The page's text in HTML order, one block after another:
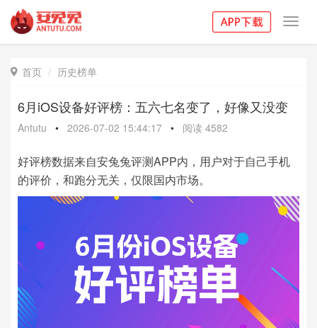
 首页 历史榜单
6月iOS设备好评榜：五六七名变了，好像又没变
Antutu • 2026-07-02 15:44:17 • 阅读 4582
好评榜数据来自安兔兔评测APP内，用户对于自己手机
的评价，和跑分无关，仅限国内市场。